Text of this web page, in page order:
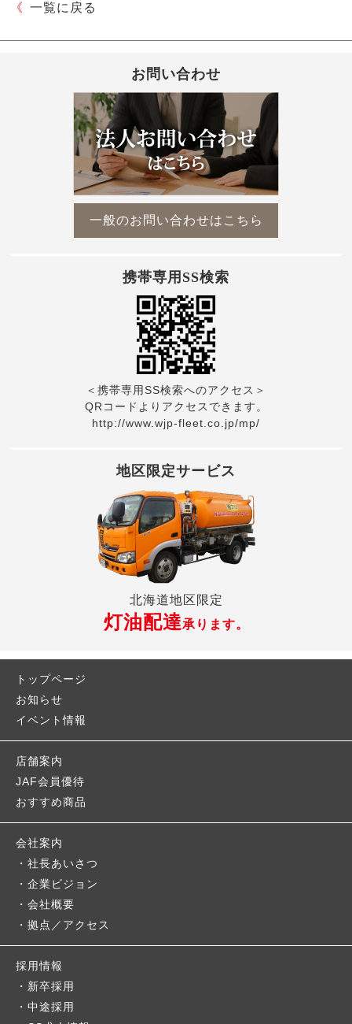
《 一覧に戻る
お問い合わせ
一般のお問い合わせはこちら
携帯専用SS検索
＜携帯専用SS検索へのアクセス＞
QRコードよりアクセスできます。
http://www.wjp-fleet.co.jp/mp/
地区限定サービス
北海道地区限定
灯油配達承ります。
トップページ
お知らせ
イベント情報
店舗案内
JAF会員優待
おすすめ商品
会社案内
社長あいさつ
企業ビジョン
会社概要
拠点／アクセス
採用情報
新卒採用
中途採用